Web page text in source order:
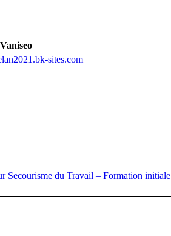
Vaniseo
sites.com
Secourisme du Travail – Formation initiale